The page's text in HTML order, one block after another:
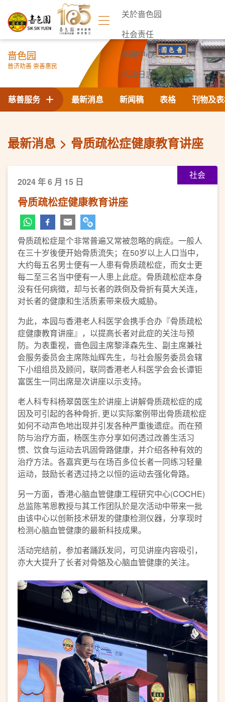
关於啬色园
社会责任
新闻中心
活动日志
联络我们
啬色园
普济劝善 崇善惠民
最新消息 新闻稿 表格 刊物及
慈善服务
最新消息 骨质疏松症健康教育讲座
社会
2024 年 6 月 15 日
骨质疏松症健康教育讲座
骨质疏松症是个非常普遍又常被忽略的病症。一般人
在三十岁後便开始骨质流失；在50岁以上人口当中，
大约每五名男士便有一人患有骨质疏松症，而女士更
每二至三名当中便有一人患上此症。骨质疏松症本身
没有任何病徵，却与长者的跌倒及骨折有莫大关连，
对长者的健康和生活质素带来极大威胁。
为此，本园与香港老人科医学会携手合办『骨质疏松
症健康教育讲座』，以提高长者对此症的关注与预
防。为表重视，啬色园主席黎泽森先生、副主席兼社
会服务委员会主席陈灿辉先生，与社会服务委员会辖
下小组组员及顾问，联同香港老人科医学会会长谭钜
富医生一同出席是次讲座以示支持。
老人科专科杨翠茵医生於讲座上讲解骨质疏松症的成
因及可引起的各种骨折, 更以实际案例带出骨质疏松症
如何不动声色地出现并引发各种严重後遗症。而在预
防与治疗方面，杨医生亦分享如何透过改善生活习
惯、饮食与运动去巩固骨路健康，并介绍各种有效的
治疗方法。各嘉宾更与在场百多位长者一同练习轻量
运动，鼓励长者透过持之以恒的运动去强化骨路。
另一方面，香港心脑血管健康工程研究中心(COCHE)
总监陈苇恩教授与其工作团队於是次活动中带来一批
由该中心以创新技术研发的健康检测仪器，分享现时
检测心脑血管健康的最新科技成果。
活动完结前，参加者踊跃发问，可见讲座内容吸引，
亦大大提升了长者对骨骼及心脑血管健康的关注。